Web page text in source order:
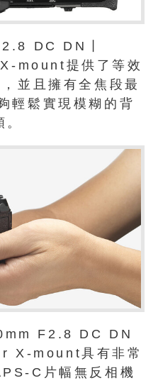
DC DN丨
mount提供了等效
並且擁有全焦段最
輕鬆實現模糊的背
F2.8 DC DN
X-mount具有非常
C片幅無反相機